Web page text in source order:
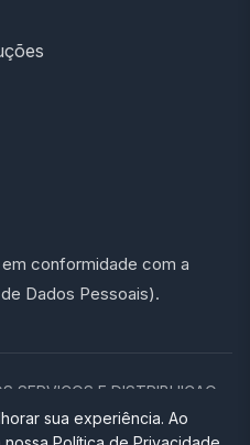
conformidade com a
Dados Pessoais).
SERVICOS E DISTRIBUICAO
os direitos reservados.
sua experiência. Ao